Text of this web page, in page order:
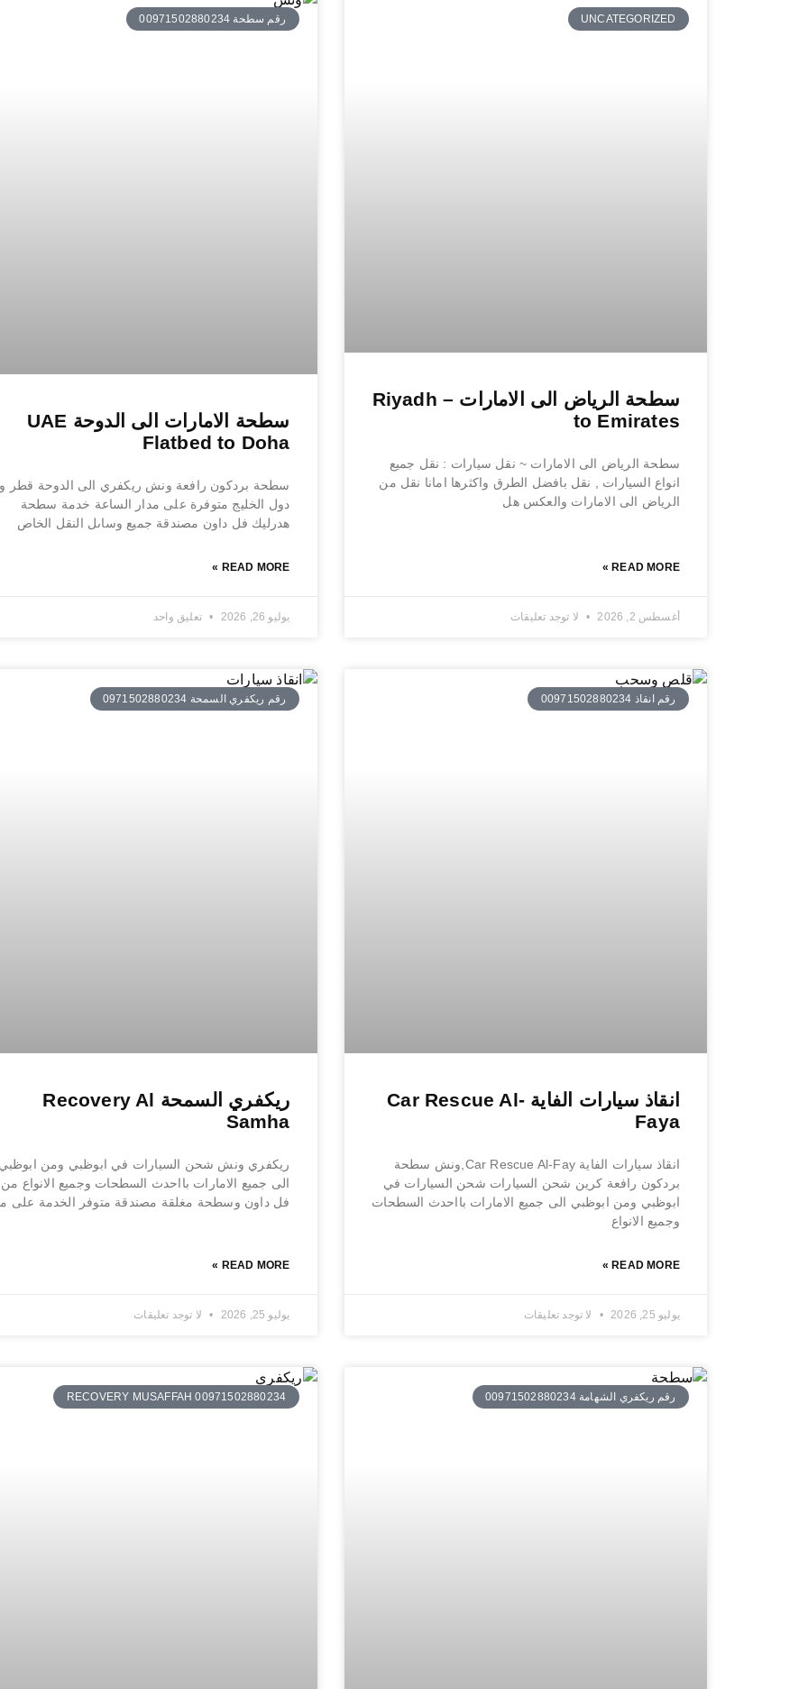
UNCATEGORIZED
سطحة الرياض الى الامارات – Riyadh
to Emirates
سطحة الرياض الى الامارات ~ نقل سيارات : نقل جميع
انواع السيارات , نقل بافضل الطرق واكثرها امانا نقل من
الرياض الى الامارات والعكس هل
READ MORE »
أغسطس 2, 2026 لا توجد تعليقات
رقم سطحة 00971502880234
سطحة الامارات الى الدوحة UAE
Flatbed to Doha
سطحة بردكون رافعة ونش ريكفري الى الدوحة قطر
دول الخليج متوفرة على مدار الساعة خدمة سطحة
هدرليك فل داون مصندقة جميع وساىل النقل الخاص
READ MORE »
يوليو 26, 2026 تعليق واحد
رقم انقاذ 00971502880234
انقاذ سيارات الفاية Car Rescue Al-
Faya
انقاذ سيارات الفاية Car Rescue Al-Fay,ونش سطحة
بردكون رافعة كرين شحن السيارات شحن السيارات في
ابوظبي ومن ابوظبي الى جميع الامارات بااحدث السطحات
وجميع الانواع
READ MORE »
يوليو 25, 2026 لا توجد تعليقات
رقم ريكفري السمحة 0971502880234
ريكفري السمحة Recovery Al
Samha
ريكفري ونش شحن السيارات في ابوظبي ومن
الى جميع الامارات بااحدث السطحات وجميع الانواع من
فل داون وسطحة مغلقة مصندقة متوفر الخدمة على
READ MORE »
يوليو 25, 2026 لا توجد تعليقات
رقم ريكفري الشهامة 00971502880234 RECOVERY MUSAFFAH 00971502880234